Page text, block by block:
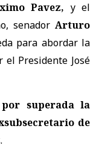
Pavez, y el
senador Arturo
para abordar la
el Presidente José
superada la
de
.